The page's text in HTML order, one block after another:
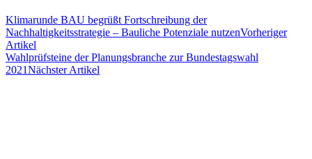
Klimarunde BAU begrüßt Fortschreibung der
Nachhaltigkeitsstrategie – Bauliche Potenziale nutzenVorheriger
Artikel
Wahlprüfsteine der Planungsbranche zur Bundestagswahl
2021Nächster Artikel